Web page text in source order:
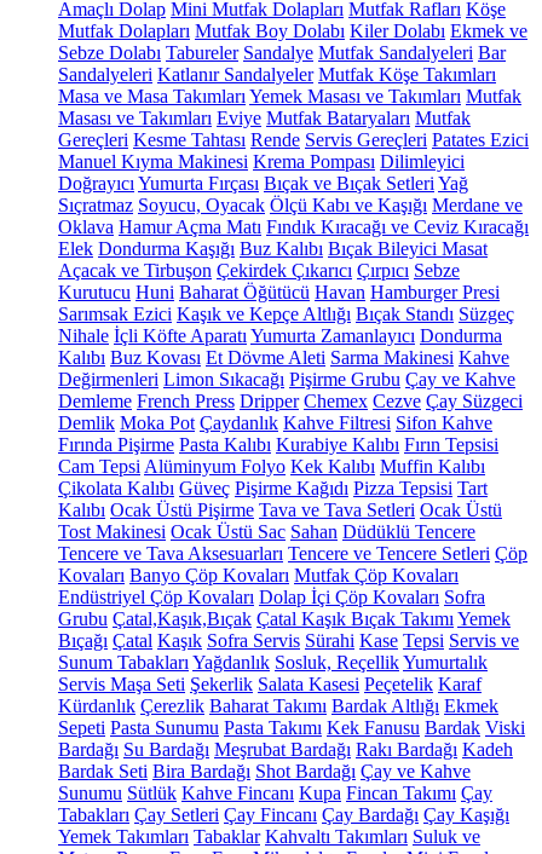
Amaçlı Dolap Mini Mutfak Dolapları Mutfak Rafları Köşe
Mutfak Dolapları Mutfak Boy Dolabı Kiler Dolabı Ekmek ve
Sebze Dolabı Tabureler Sandalye Mutfak Sandalyeleri Bar
Sandalyeleri Katlanır Sandalyeler Mutfak Köşe Takımları
Masa ve Masa Takımları Yemek Masası ve Takımları Mutfak
Masası ve Takımları Eviye Mutfak Bataryaları Mutfak
Gereçleri Kesme Tahtası Rende Servis Gereçleri Patates Ezici
Manuel Kıyma Makinesi Krema Pompası Dilimleyici
Doğrayıcı Yumurta Fırçası Bıçak ve Bıçak Setleri Yağ
Sıçratmaz Soyucu, Oyacak Ölçü Kabı ve Kaşığı Merdane ve
Oklava Hamur Açma Matı Fındık Kıracağı ve Ceviz Kıracağı
Elek Dondurma Kaşığı Buz Kalıbı Bıçak Bileyici Masat
Açacak ve Tirbuşon Çekirdek Çıkarıcı Çırpıcı Sebze
Kurutucu Huni Baharat Öğütücü Havan Hamburger Presi
Sarımsak Ezici Kaşık ve Kepçe Altlığı Bıçak Standı Süzgeç
Nihale İçli Köfte Aparatı Yumurta Zamanlayıcı Dondurma
Kalıbı Buz Kovası Et Dövme Aleti Sarma Makinesi Kahve
Değirmenleri Limon Sıkacağı Pişirme Grubu Çay ve Kahve
Demleme French Press Dripper Chemex Cezve Çay Süzgeci
Demlik Moka Pot Çaydanlık Kahve Filtresi Sifon Kahve
Fırında Pişirme Pasta Kalıbı Kurabiye Kalıbı Fırın Tepsisi
Cam Tepsi Alüminyum Folyo Kek Kalıbı Muffin Kalıbı
Çikolata Kalıbı Güveç Pişirme Kağıdı Pizza Tepsisi Tart
Kalıbı Ocak Üstü Pişirme Tava ve Tava Setleri Ocak Üstü
Tost Makinesi Ocak Üstü Sac Sahan Düdüklü Tencere
Tencere ve Tava Aksesuarları Tencere ve Tencere Setleri Çöp
Kovaları Banyo Çöp Kovaları Mutfak Çöp Kovaları
Endüstriyel Çöp Kovaları Dolap İçi Çöp Kovaları Sofra
Grubu Çatal,Kaşık,Bıçak Çatal Kaşık Bıçak Takımı Yemek
Bıçağı Çatal Kaşık Sofra Servis Sürahi Kase Tepsi Servis ve
Sunum Tabakları Yağdanlık Sosluk, ReçellikYumurtalık
Servis Maşa Seti Şekerlik Salata Kasesi Peçetelik Karaf
Kürdanlık Çerezlik Baharat Takımı Bardak Altlığı Ekmek
Sepeti Pasta Sunumu Pasta Takımı Kek Fanusu Bardak Viski
Bardağı Su Bardağı Meşrubat Bardağı Rakı Bardağı Kadeh
Bardak Seti Bira Bardağı Shot Bardağı Çay ve Kahve
Sunumu Sütlük Kahve Fincanı Kupa Fincan Takımı Çay
Tabakları Çay Setleri Çay Fincanı Çay Bardağı Çay Kaşığı
Yemek Takımları Tabaklar Kahvaltı Takımları Suluk ve